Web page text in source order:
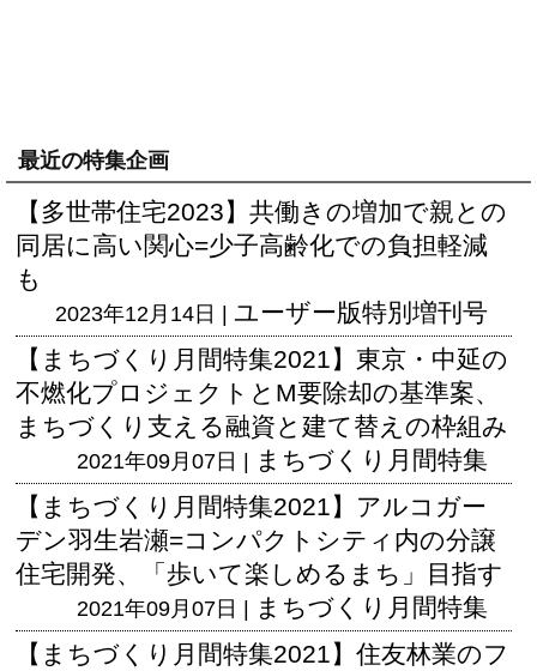
最近の特集企画
【多世帯住宅2023】共働きの増加で親との
同居に高い関心=少子高齢化での負担軽減
も
2023年12月14日 | ユーザー版特別増刊号
【まちづくり月間特集2021】東京・中延の
不燃化プロジェクトとM要除却の基準案、
まちづくり支える融資と建て替えの枠組み
2021年09月07日 |
まちづくり月間特集
【まちづくり月間特集2021】アルコガー
デン羽生岩瀬=コンパクトシティ内の分譲
住宅開発、「歩いて楽しめるまち」目指す
2021年09月07日 |
まちづくり月間特集
【まちづくり月間特集2021】住友林業のフ